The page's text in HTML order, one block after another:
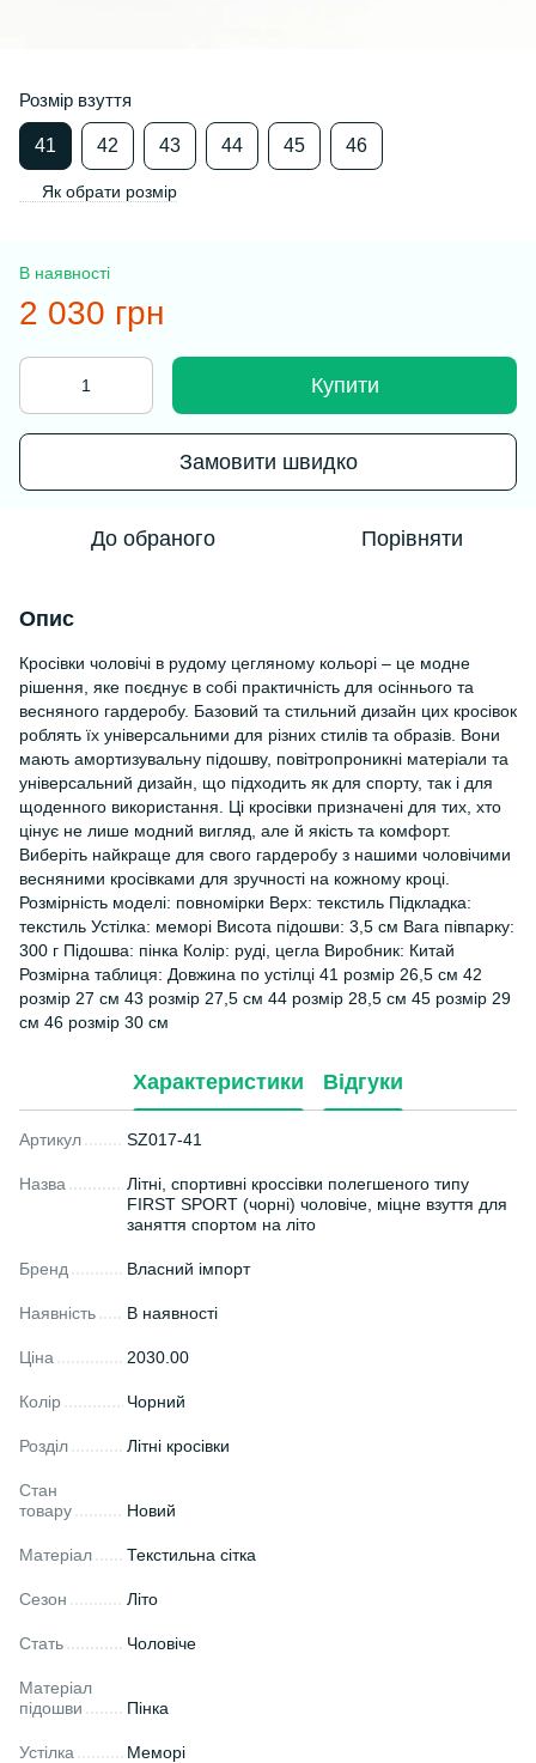
Розмір взуття
41 42 43 44 45 46
Як обрати розмір
В наявності
2 030 грн
Купити
Замовити швидко
До обраного Порівняти
Опис
Кросівки чоловічі в рудому цегляному кольорі – це модне
рішення, яке поєднує в собі практичність для осіннього та
весняного гардеробу. Базовий та стильний дизайн цих кросівок
роблять їх універсальними для різних стилів та образів. Вони
мають амортизувальну підошву, повітропроникні матеріали та
універсальний дизайн, що підходить як для спорту, так і для
щоденного використання. Ці кросівки призначені для тих, хто
цінує не лише модний вигляд, але й якість та комфорт.
Виберіть найкраще для свого гардеробу з нашими чоловічими
весняними кросівками для зручності на кожному кроці.
Розмірність моделі: повномірки Верх: текстиль Підкладка:
текстиль Устілка: меморі Висота підошви: 3,5 см Вага півпарку:
300 г Підошва: пінка Колір: руді, цегла Виробник: Китай
Розмірна таблиця: Довжина по устілці 41 розмір 26,5 см 42
розмір 27 см 43 розмір 27,5 см 44 розмір 28,5 см 45 розмір 29
см 46 розмір 30 см
Характеристики Відгуки
Артикул SZ017-41
Назва
Літні, спортивні кроссівки полегшеного типу
FIRST SPORT (чорні) чоловіче, міцне взуття для
заняття спортом на літо
Бренд Власний імпорт
Наявність В наявності
Ціна 2030.00
Колір Чорний
Розділ Літні кросівки
Стан
товару
Новий
Матеріал Текстильна сітка
Сезон Літо
Стать Чоловіче
Матеріал
підошви
Пінка
Устілка Меморі